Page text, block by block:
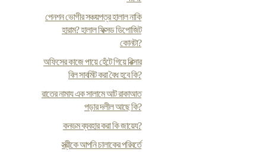
পেনশন ভোগীর সঞ্চয়পত্র হালাল নাকি
হারাম? হালাল ফিক্সড ডিপোজিট
কোনটা?
অফিসের কাজে পায়ে হেঁটে গিয়ে রিক্সার
বিল সাবমিট করা বৈধ হবে কি?
রাতের নামায এক সালামে আট রাকাআত
পড়ার দলীল আছে কি?
কনডম ব্যবহার করা কি জায়েয?
স্ত্রীকে আপনি চালাকের পরিবর্তে